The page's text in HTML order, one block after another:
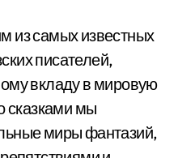
из самых известных
писателей,
вкладу в мировую
сказками мы
миры фантазий,